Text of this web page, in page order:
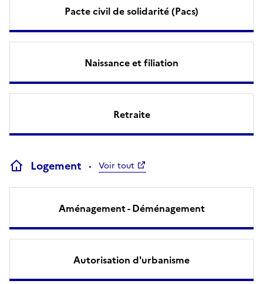
Pacte civil de solidarité (Pacs)
Naissance et filiation
Retraite
Logement Voir tout
Aménagement - Déménagement
Autorisation d'urbanisme